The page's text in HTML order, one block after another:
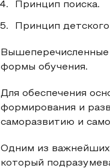
Принцип поиска.
Принцип
Вышеперечисленные
формы обучения.
Для обеспечения
формирования и
саморазвитию и
Одним из важнейших
который